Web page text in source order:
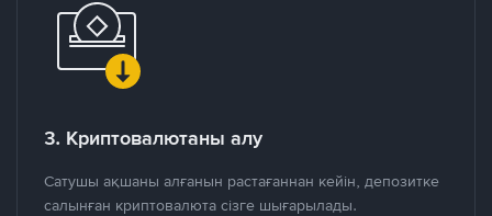
3. Криптовалютаны алу
Сатушы ақшаны алғанын растағаннан кейін, депозитке
салынған криптовалюта сізге шығарылады.